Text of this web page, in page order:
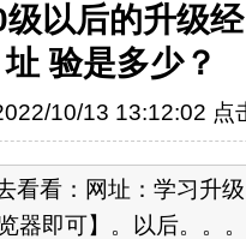
以后的升级
址 验是多少？
10/13 13:12:02 点
看看：网址：学习升
器即可】。以后。。